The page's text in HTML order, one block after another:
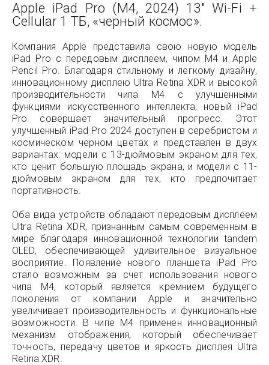
Apple iPad Pro (M4, 2024) 13" Wi-Fi +
Cellular 1 ТБ, «черный космос».
Компания Apple представила свою новую модель
iPad Pro с передовым дисплеем, чипом M4 и Apple
Pencil Pro. Благодаря стильному и легкому дизайну,
инновационному дисплею Ultra Retina XDR и высокой
производительности чипа M4 с улучшенными
функциями искусственного интеллекта, новый iPad
Pro совершает значительный прогресс. Этот
улучшенный iPad Pro 2024 доступен в серебристом и
космическом черном цветах и представлен в двух
вариантах: модели с 13-дюймовым экраном для тех,
кто ценит большую площадь экрана, и модели с 11-
дюймовым экраном для тех, кто предпочитает
портативность.
Оба вида устройств обладают передовым дисплеем
Ultra Retina XDR, признанным самым современным в
мире благодаря инновационной технологии tandem
OLED, обеспечивающей удивительное визуальное
восприятие. Появление нового планшета iPad Pro
стало возможным за счет использования нового
чипа M4, который является кремнием будущего
поколения от компании Apple и значительно
увеличивает производительность и функциональные
возможности. В чипе M4 применен инновационный
механизм отображения, который обеспечивает
точность, передачу цветов и яркость дисплея Ultra
Retina XDR.